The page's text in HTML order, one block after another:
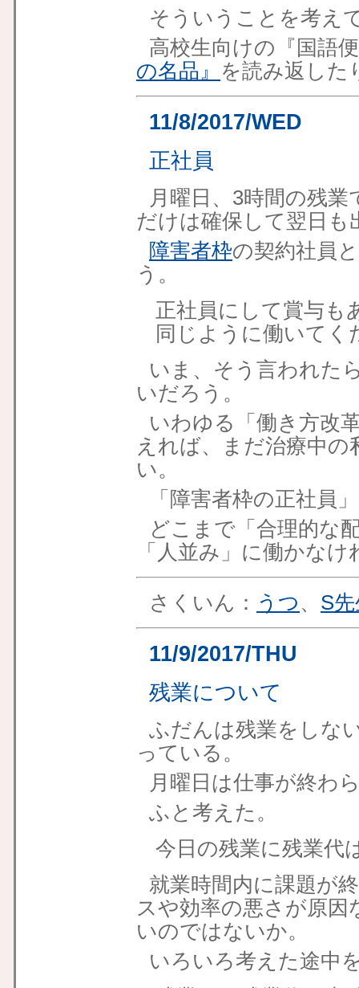
そういうことを考え
高校生向けの『国語
の名品』
を読み返した
11/8/2017/WED
正社員
月曜日、3時間の残
だけは確保して翌日も
障害者枠の契約社員
う。
正社員にして賞与も
同じように働いてく
いま、そう言われた
いだろう。
いわゆる「働き方改
えれば、まだ治療中
い。
「障害者枠の正社員
どこまで「合理的な
「人並み」に働かな
さくいん： うつ 、 S
11/9/2017/THU
残業について
ふだんは残業をしな
っている。
月曜日は仕事が終わ
ふと考えた。
今日の残業に残業代
就業時間内に課題が
スや効率の悪さが原
いのではないか。
いろいろ考えた途中